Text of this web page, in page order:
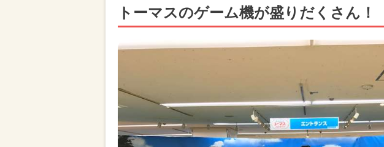
トーマスのゲーム機が盛りだくさん！